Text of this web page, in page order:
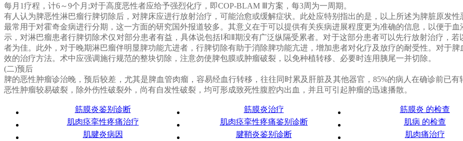
每月1疗程，计6～9个月;对于高度恶性者应给予强烈化疗，即COP-BLAM Ⅲ方案，每3周为一周期。
有人认为脾恶性淋巴瘤行脾切除后，对脾床应进行放射治疗，可能治愈或缓解症状。此处应特别指出的是，以上所述为脾脏原发
最常用于对霍奇金病进行分期，这一方面的研究国外报道较多。其意义在于可以提供有关疾病进展程度更为准确的信息，以便于
示，对淋巴瘤患者行脾切除术仅对部分患者有益，具体说包括Ⅰ和Ⅱ期没有广泛纵隔受累者。对于这部分患者可以先行放射治疗，
者为佳。此外，对于晚期淋巴瘤伴明显脾功能亢进者，行脾切除有助于消除脾功能亢进，增加患者对化疗及放疗的耐受性。对于
效的治疗方法。术中应强调施行规范的整块切除，注意勿使脾包膜或肿瘤破裂，以免种植转移、必要时连用胰尾一并切除。
(二)预后
脾的恶性肿瘤诊治晚，预后较差，尤其是脾血管肉瘤，容易经血行转移，往往同时累及肝脏及其他器官，85%的病人在确诊前已
恶性肿瘤较易破裂，除外伤性破裂外，尚有自发性破裂，均可形成致死性腹腔内出血，并且可引起肿瘤的迅速播散。
筋膜炎鉴别诊断 筋膜炎治疗 筋膜炎 的检查
肌肉痉挛性疼痛治疗
肌肉痉挛性疼痛鉴别诊断 肌病 的检查
肌腱炎病因
腱鞘炎鉴别诊断 肌肉痛治疗